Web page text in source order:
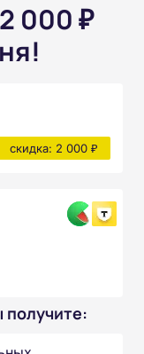
000 ₽
скидка: 2 000 ₽
получите: